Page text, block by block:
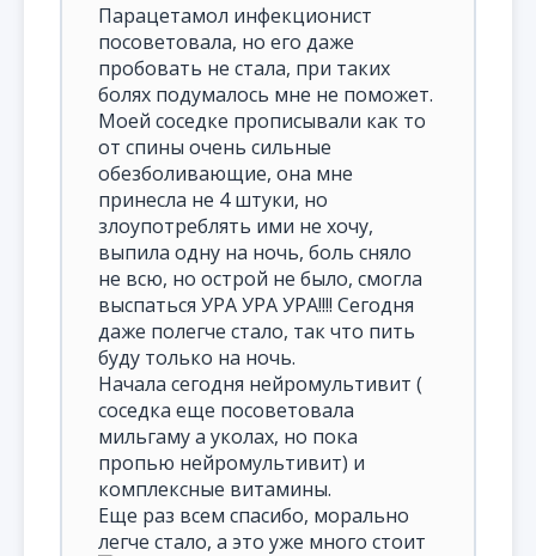
Парацетамол инфекционист
посоветовала, но его даже
пробовать не стала, при таких
болях подумалось мне не поможет.
Моей соседке прописывали как то
от спины очень сильные
обезболивающие, она мне
принесла не 4 штуки, но
злоупотреблять ими не хочу,
выпила одну на ночь, боль сняло
не всю, но острой не было, смогла
выспаться УРА УРА УРА!!!! Сегодня
даже полегче стало, так что пить
буду только на ночь.
Начала сегодня нейромультивит (
соседка еще посоветовала
мильгаму а уколах, но пока
пропью нейромультивит) и
комплексные витамины.
Еще раз всем спасибо, морально
легче стало, а это уже много стоит